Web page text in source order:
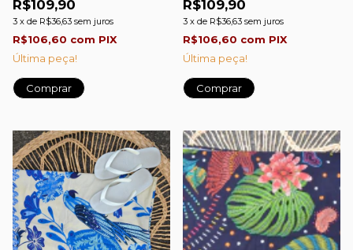
R$109,90
3 x de R$36,63 sem juros
R$106,60 com PIX
Última peça!
R$109,90
3 x de R$36,63 sem juros
R$106,60 com PIX
Última peça!